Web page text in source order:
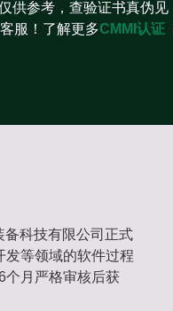
供参考，查验证书真伪见
服！了解更多CMMI认证
科技有限公司正式
发等领域的软件过程
个月严格审核后获